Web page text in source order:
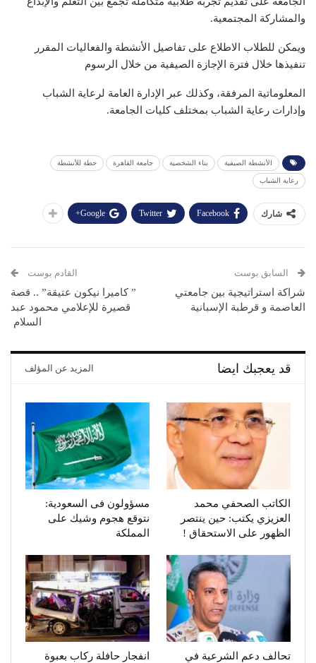
والمشاركة المجتمعية.
ويمكن للطلاب الاطلاع على تفاصيل الأنشطة والفعاليات المقرر
تنفيذها خلال فترة الإجازة الصيفية من خلال الرسوم
المعلوماتية المرفقة، وكذلك عبر الإدارة العامة لرعاية الشباب
وإدارات رعاية الشباب بمختلف كليات الجامعة.
الأنشطة الصيفية بناء الشخصية جامعة القاهرة خطة للأنشطة
رعاية الشباب
شارك Facebook
Twitter
Google+
السابق بوست
شراكة استراتيجية بين جامعتي
العاصمة و قرطبة الإسبانية
القادم بوست
” كاميرا نيكون عتيقة” .. قصة
قصيرة للإعلامي محمود عبد
السلام
قد يعجبك ايضا المزيد عن المؤلف
الكاتب الصحفي محمد
العزيزي يكتب: حين ينتصر
الظهور على الاستحقاق !
مسؤولون فى السعودية:
نتوقع هجوم وشيك على
المملكة
تحالف دعم الشرعية في
انفجار حافلة ركاب بعبوة